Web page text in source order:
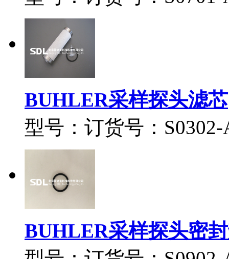
BUHLER采样探头滤芯
型号：订货号：S0302-
BUHLER采样探头密